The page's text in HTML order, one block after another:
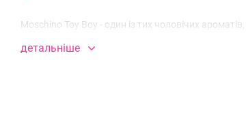
Moschino Toy Boy - один із тих чоловічих
деревних та свіжих пряних акордів у
детальніше